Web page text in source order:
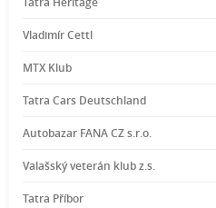
Vladimír Cettl
MTX Klub
Tatra Cars Deutschland
Autobazar FANA CZ s.r.o.
Valašský veterán klub z.s.
Tatra Příbor